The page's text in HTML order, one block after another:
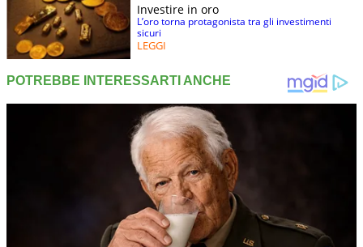
Investire in oro
L’oro torna protagonista tra gli investimenti
sicuri
LEGGI